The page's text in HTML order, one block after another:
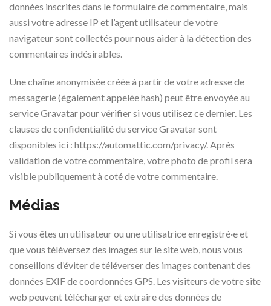
données inscrites dans le formulaire de commentaire, mais
aussi votre adresse IP et l’agent utilisateur de votre
navigateur sont collectés pour nous aider à la détection des
commentaires indésirables.
Une chaîne anonymisée créée à partir de votre adresse de
messagerie (également appelée hash) peut être envoyée au
service Gravatar pour vérifier si vous utilisez ce dernier. Les
clauses de confidentialité du service Gravatar sont
disponibles ici : https://automattic.com/privacy/. Après
validation de votre commentaire, votre photo de profil sera
visible publiquement à coté de votre commentaire.
Médias
Si vous êtes un utilisateur ou une utilisatrice enregistré·e et
que vous téléversez des images sur le site web, nous vous
conseillons d’éviter de téléverser des images contenant des
données EXIF de coordonnées GPS. Les visiteurs de votre site
web peuvent télécharger et extraire des données de